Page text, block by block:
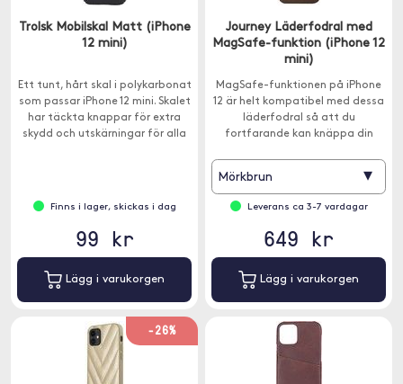
Trolsk Mobilskal Matt (iPhone
12 mini)
Ett tunt, hårt skal i polykarbonat
som passar iPhone 12 mini. Skalet
har täckta knappar för extra
skydd och utskärningar för alla
Finns i lager, skickas i dag
99 kr
Lägg i varukorgen
Journey Läderfodral med
MagSafe-funktion (iPhone 12
mini)
MagSafe-funktionen på iPhone
12 är helt kompatibel med dessa
läderfodral så att du
fortfarande kan knäppa din
MagSafe-laddare.
Mörkbrun ▾
Leverans ca 3-7 vardagar
649 kr
Lägg i varukorgen
-26%